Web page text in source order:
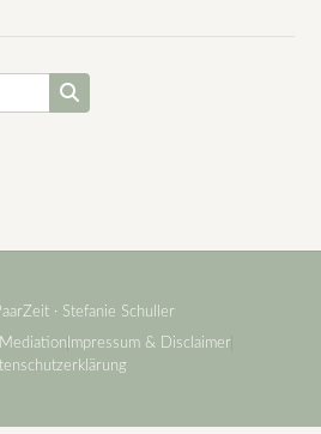
· Stefanie Schuller
Impressum & Disclaimer